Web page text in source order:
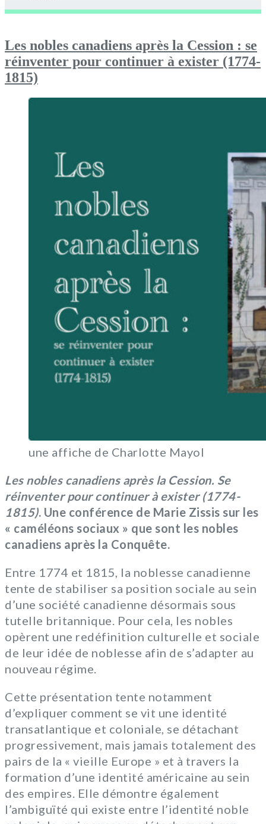
Les nobles canadiens après la Cession : se
réinventer pour continuer à exister (1774-
1815)
une affiche de Charlotte Mayol
Les nobles canadiens après la Cession. Se
réinventer pour continuer à exister (1774-
1815). Une conférence de Marie Zissis sur les
« caméléons sociaux » que sont les nobles
canadiens après la Conquête.
Entre 1774 et 1815, la noblesse canadienne
tente de stabiliser sa position sociale au sein
d’une société canadienne désormais sous
tutelle britannique. Pour cela, les nobles
opèrent une redéfinition culturelle et sociale
de leur idée de noblesse afin de s’adapter au
nouveau régime.
Cette présentation tente notamment
d’expliquer comment se vit une identité
transatlantique et coloniale, se détachant
progressivement, mais jamais totalement des
pairs de la « vieille Europe » et à travers la
formation d’une identité américaine au sein
des empires. Elle démontre également
l’ambiguïté qui existe entre l’identité noble